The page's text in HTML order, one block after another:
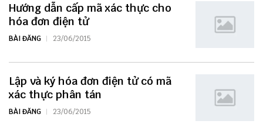
Hướng dẫn cấp mã xác thực cho
hóa đơn điện tử
BÀI ĐĂNG 23/06/2015
Lập và ký hóa đơn điện tử có mã
xác thực phân tán
BÀI ĐĂNG 23/06/2015